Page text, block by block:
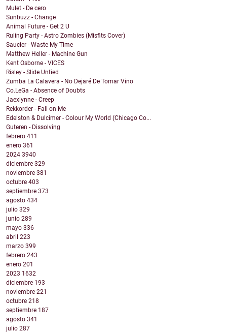
Mulet - De cero
Sunbuzz - Change
Animal Future - Get 2 U
Ruling Party - Astro Zombies (Misfits Cover)
Saucier - Waste My Time
Matthew Heller - Machine Gun
Kent Osborne - VICES
Risley - Slide Untied
Zumba La Calavera - No Dejaré De Tomar Vino
Co.LeGa - Absence of Doubts
Jaexlynne - Creep
Rekkorder - Fall on Me
Edelston & Dulcimer - Colour My World (Chicago Co...
Guteren - Dissolving
febrero 411
enero 361
2024 3940
diciembre 329
noviembre 381
octubre 403
septiembre 373
agosto 434
julio 329
junio 289
mayo 336
abril 223
marzo 399
febrero 243
enero 201
2023 1632
diciembre 193
noviembre 221
octubre 218
septiembre 187
agosto 341
julio 287